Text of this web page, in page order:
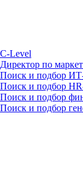
С-Level
Директор по
Поиск и подбор
Поиск и подбор
Поиск и подбор
Поиск и подбор